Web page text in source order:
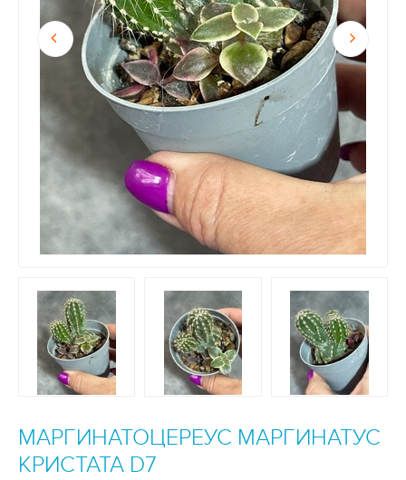
МАРГИНАТОЦЕРЕУС МАРГИНАТУС
КРИСТАТА D7